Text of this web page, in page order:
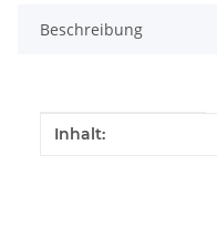
Beschreibung
Produkteigenschaft
Wert
Inhalt: